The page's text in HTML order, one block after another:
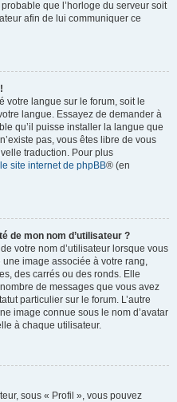
probable que l’horloge du serveur soit
afin de lui communiquer ce
votre langue sur le forum, soit le
langue. Essayez de demander à
qu’il puisse installer la langue que
pas, vous êtes libre de vous
traduction. Pour plus
le site internet de phpBB® (en
de mon nom d’utilisateur ?
votre nom d’utilisateur lorsque vous
image associée à votre rang,
des carrés ou des ronds. Elle
de messages que vous avez
particulier sur le forum. L’autre
image connue sous le nom d’avatar
à chaque utilisateur.
sous « Profil », vous pouvez